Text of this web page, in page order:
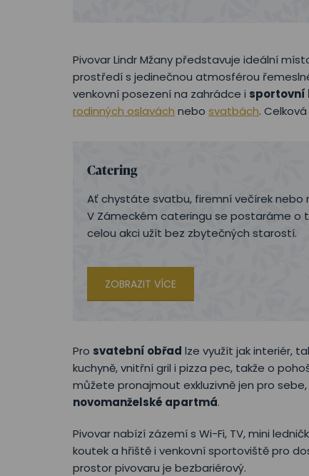
Pivovar Lindr Mžany představuje ideální
prostředí s jedinečnou atmosférou
venkovní posezení na zahrádce i sportovní
rodinných oslavách nebo svatbách. Celková
Catering
Ať chystáte svatbu, firemní večírek nebo
V Zámeckém cateringu se postaráme o
celou akci užít bez zbytečných starostí.
ZOBRAZIT VÍCE
Pro svatební obřad lze využít jak interiér,
kuchyně, vnitřní gril i pizza pec, takže o
můžete pronajmout exkluzivně jen pro
novomanželské apartmá.
Pivovar nabízí zázemí s Wi-Fi, TV, mini
koutek a hřiště i venkovní sportoviště pro
prostor pivovaru je bezbariérový.